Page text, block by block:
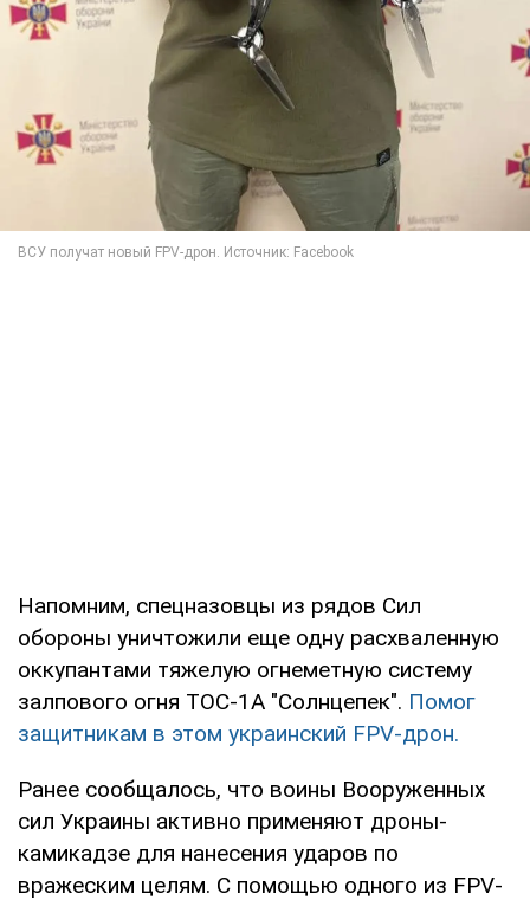
Напомним, спецназовцы из рядов Сил
обороны уничтожили еще одну расхваленную
оккупантами тяжелую огнеметную систему
залпового огня ТОС-1А "Солнцепек". Помог
защитникам в этом украинский FPV-дрон.
Ранее сообщалось, что воины Вооруженных
сил Украины активно применяют дроны-
камикадзе для нанесения ударов по
вражеским целям. С помощью одного из FPV-